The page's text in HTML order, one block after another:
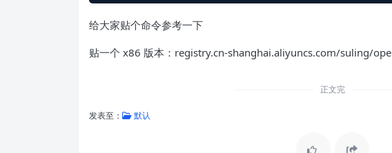
给大家贴个命令参考一下
贴一个 x86 版本：registry.cn-shanghai.aliyuncs.com/suling/
正文完
发表至： 默认